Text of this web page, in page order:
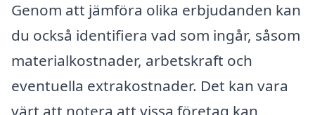
Genom att jämföra olika erbjudanden kan
du också identifiera vad som ingår, såsom
materialkostnader, arbetskraft och
eventuella extrakostnader. Det kan vara
värt att notera att vissa företag kan